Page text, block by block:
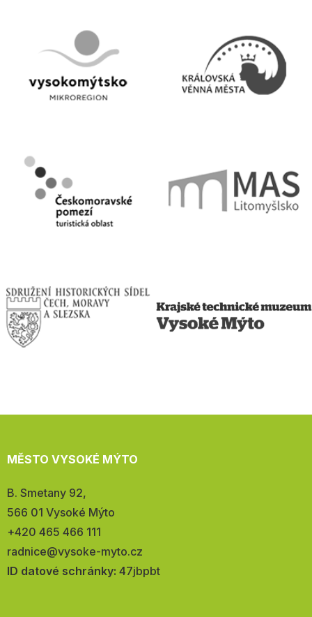
MĚSTO VYSOKÉ MÝTO
Adresa:
B. Smetany 92,
566 01 Vysoké Mýto
Telefon:
+420 465 466 111
E-
mail:
radnice@vysoke-myto.cz
ID datové schránky: 47jbpbt